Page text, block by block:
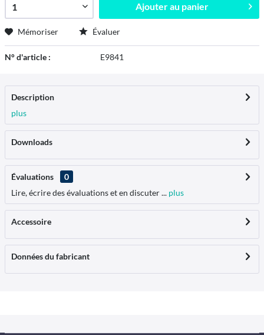
Ajouter au panier
Mémoriser Évaluer
N° d'article : E9841
Description
plus
Downloads
Évaluations
0
Lire, écrire des évaluations et en discuter ... plus
Accessoire
Données du fabricant